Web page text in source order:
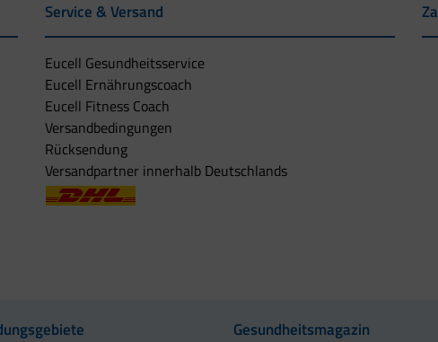
Service & Versand
Eucell Gesundheitsservice
Eucell Ernährungscoach
Eucell Fitness Coach
Versandbedingungen
Rücksendung
Versandpartner innerhalb Deutschlands
Gesundheitsmagazin